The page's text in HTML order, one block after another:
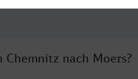
nach Moers?